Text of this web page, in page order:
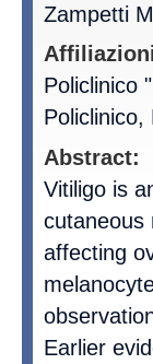
Zampetti
Policlinico
Policlinico,
Abstract:
Vitiligo is
cutaneous
affecting
Earlier